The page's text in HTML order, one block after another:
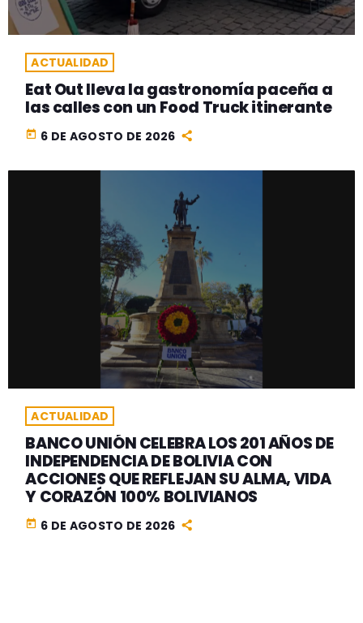
ACTUALIDAD
Eat Out lleva la gastronomía paceña a
las calles con un Food Truck itinerante
today 6 DE AGOSTO DE 2026
ACTUALIDAD
BANCO UNIÓN CELEBRA LOS 201 AÑOS DE
INDEPENDENCIA DE BOLIVIA CON
ACCIONES QUE REFLEJAN SU ALMA, VIDA
Y CORAZÓN 100% BOLIVIANOS
today 6 DE AGOSTO DE 2026